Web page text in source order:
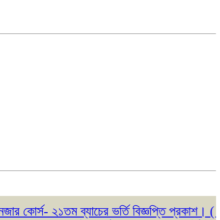
২১তম ব্যাচের ভর্তি বিজ্ঞপ্তি প্রকাশ। ( ২৩/